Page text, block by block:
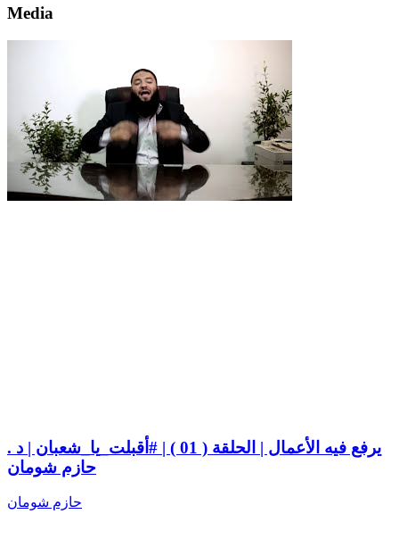
Media
يرفع فيه الأعمال | الحلقة ( 01 ) | #أقبلت_يا_شعبان | د .
حازم شومان
حازم شومان